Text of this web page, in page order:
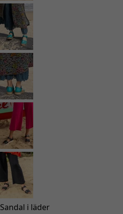
Rum
Badrum
Vardagsrum
Kök & matplats
Shoppa stilen
Klassisk och allmoge inredning